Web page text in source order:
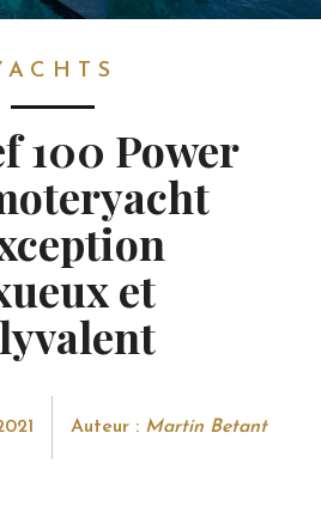
100 Power
et
Auteur : Martin Betant